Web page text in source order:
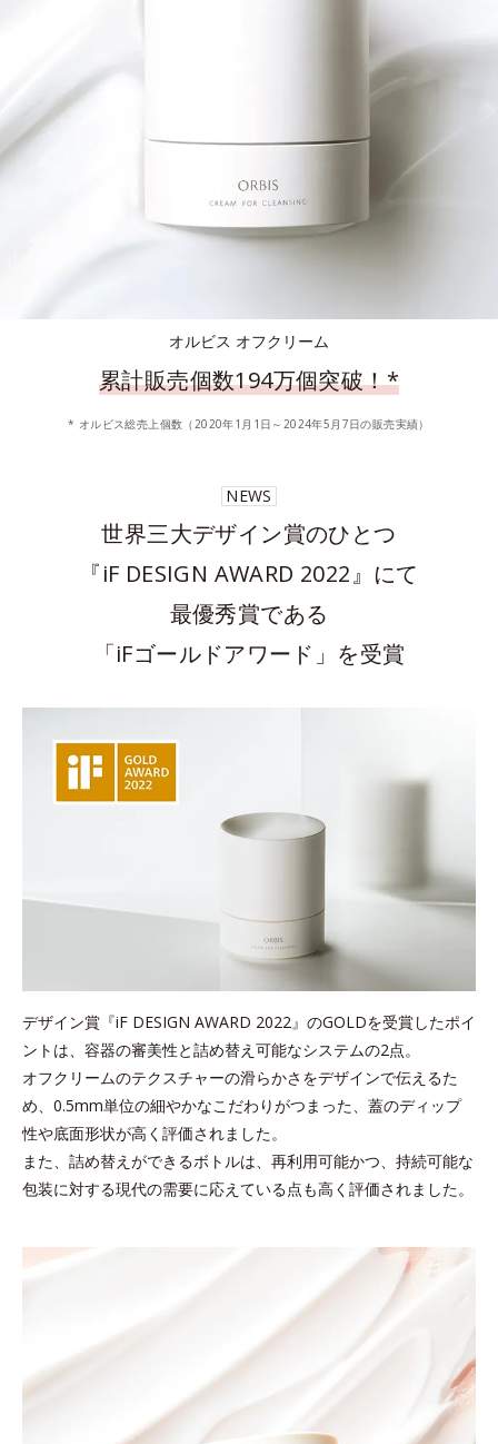
オルビス オフクリーム
累計販売個数194万個突破！*
* オルビス総売上個数（2020年1月1日～2024年5月7日の販売実績）
NEWS
世界三大デザイン賞のひとつ
『iF DESIGN AWARD 2022』にて
最優秀賞である
「iFゴールドアワード」を受賞
デザイン賞『iF DESIGN AWARD 2022』のGOLDを受賞したポイ
ントは、容器の審美性と詰め替え可能なシステムの2点。
オフクリームのテクスチャーの滑らかさをデザインで伝えるた
め、 0.5mm単位の細やかなこだわりがつまった、蓋のディップ
性や底面形状が高く評価されました。
また、詰め替えができるボトルは、再利用可能かつ、持続可能な
包装に対する現代の需要に応えている点も高く評価されました。